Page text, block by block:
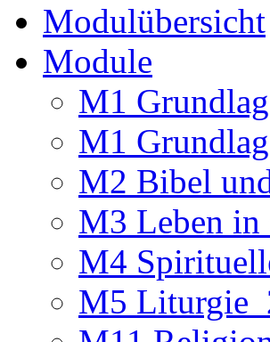
Modulübersicht
Module
M1
M1
M2 Bibel
M3 Leben in
M4
M5